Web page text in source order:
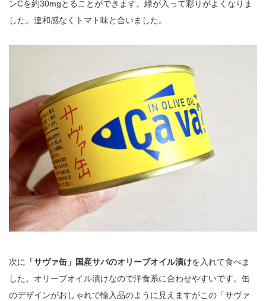
ンCを約30mgとることができます。緑が入って彩りがよくなりま
した。違和感なくトマト味と合いました。
次に 「サヴァ缶」国産サバのオリーブオイル漬けを入れて食べま
した。オリーブオイル漬けなので洋食系に合わせやすいです。缶
のデザインがおしゃれで輸入品のように見えますがこの「サヴァ